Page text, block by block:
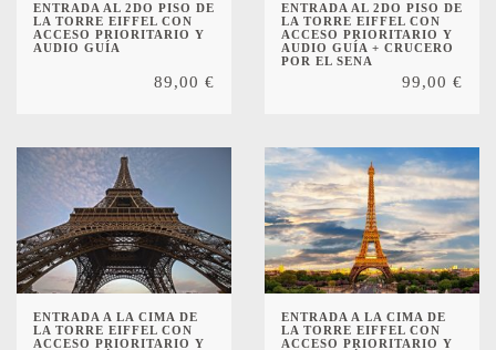
ENTRADA AL 2DO PISO DE
LA TORRE EIFFEL CON
ACCESO PRIORITARIO Y
AUDIO GUÍA
89,00 €
ENTRADA AL 2DO PISO DE
LA TORRE EIFFEL CON
ACCESO PRIORITARIO Y
AUDIO GUÍA + CRUCERO
POR EL SENA
99,00 €
ENTRADA A LA CIMA DE
LA TORRE EIFFEL CON
ACCESO PRIORITARIO Y
ENTRADA A LA CIMA DE
LA TORRE EIFFEL CON
ACCESO PRIORITARIO Y